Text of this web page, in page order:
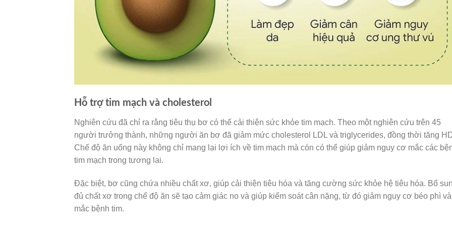
Hỗ trợ tim mạch và cholesterol
Nghiên cứu đã chỉ ra rằng tiêu thụ bơ có thể cải thiện sức khỏe tim mạch. Theo một nghiên cứu trên 45
người trưởng thành, những người ăn bơ đã giảm mức cholesterol LDL và triglycerides, đồng thời tăng
Chế độ ăn uống này không chỉ mang lại lợi ích về tim mạch mà còn có thể giúp giảm nguy cơ mắc các
tim mạch trong tương lai.
Đặc biệt, bơ cũng chứa nhiều chất xơ, giúp cải thiện tiêu hóa và tăng cường sức khỏe hệ tiêu hóa. Bổ
đủ chất xơ trong chế độ ăn sẽ tạo cảm giác no và giúp kiểm soát cân nặng, từ đó giảm nguy cơ béo phì và
mắc bệnh tim.